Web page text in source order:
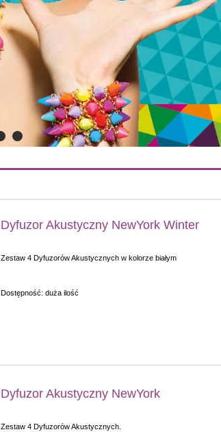
Dyfuzor Akustyczny NewYork Winter
Zestaw 4 Dyfuzorów Akustycznych w kolorze białym
Dostępność: duża ilość
Dyfuzor Akustyczny NewYork
Zestaw 4 Dyfuzorów Akustycznych.